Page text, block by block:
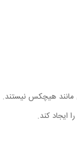
مانند هیچکس نیستند.
ایجاد کند.